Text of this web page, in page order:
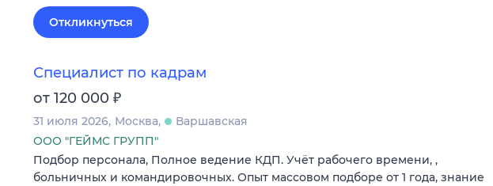
Откликнуться
Специалист по кадрам
от 120 000 ₽
31 июля 2026 Москва
Варшавская
ООО "ГЕЙМС ГРУПП"
Подбор персонала, Полное ведение КДП. Учёт рабочего времени, ,
больничных и командировочных. Опыт массовом подборе от 1 года, знание